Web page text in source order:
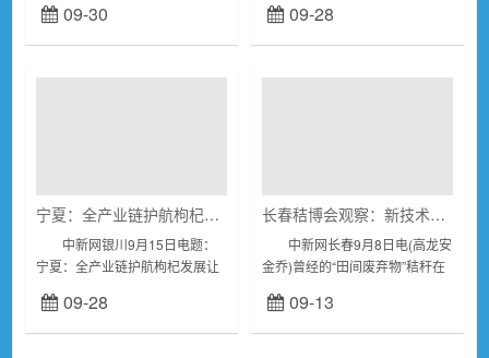
次日，金华市陈薇粮油机械化专
业合作社理事长陈薇就把合作
09-30
星星点点散布着大大小小的水
库，养殖户尧春龙正沿着水库闲
09-28
宁夏：全产业链护航枸杞发展 让小红果成为富民“大产业”
中新网银川9月15日电题：
宁夏：全产业链护航枸杞发展让
者李佩珊马亚萍 枸杞是宁夏
对话世界的“红色名片”，枸杞...
09-28
长春秸博会观察：新技术推动产生“绿色财富”
中新网长春9月8日电(高龙安
金乔)曾经的“田间废弃物”秸秆在
浆、食品……2024中国(长春)秸
秆综合利用产业博览会(以下简称
09-13